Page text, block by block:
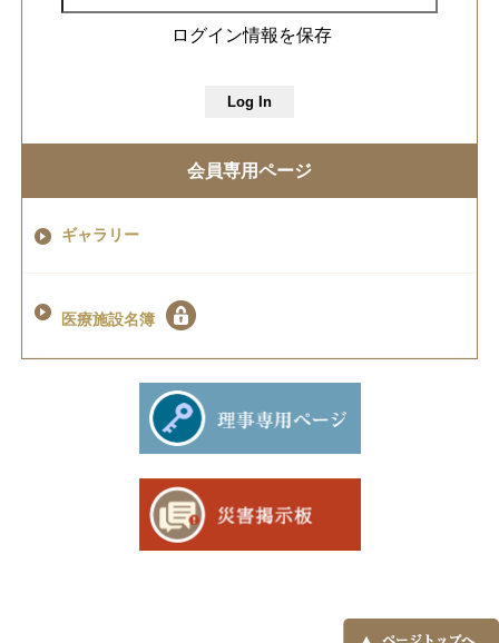
ログイン情報を保存
会員専用ページ
ギャラリー
医療施設名簿